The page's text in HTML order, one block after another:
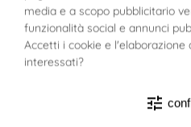
media e a scopo pubblicitario
funzionalità social e annunci
Accetti i cookie e l'elaborazione
interessati?
tune